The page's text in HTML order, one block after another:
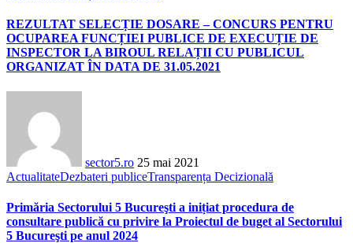
REZULTAT SELECȚIE DOSARE – CONCURS PENTRU
OCUPAREA FUNCȚIEI PUBLICE DE EXECUȚIE DE
INSPECTOR LA BIROUL RELAȚII CU PUBLICUL
ORGANIZAT ÎN DATA DE 31.05.2021
sector5.ro 25 mai 2021
ActualitateDezbateri publiceTransparența Decizională
Primăria Sectorului 5 Bucureşti a inițiat procedura de
consultare publică cu privire la Proiectul de buget al Sectorului
5 Bucureşti pe anul 2024